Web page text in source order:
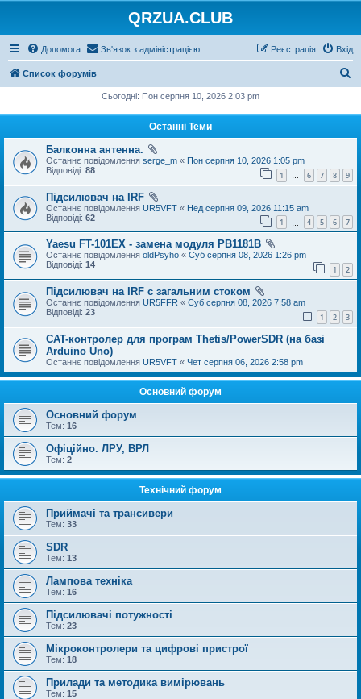
QRZUA.CLUB
Допомога Зв'язок з адміністрацією Вхід
Реєстрація
Список форумів
Сьогодні: Пон серпня 10, 2026 2:03 pm
Останні Теми
Балконна антенна.
Останнє повідомлення serge_m « Пон серпня 10, 2026 1:05 pm
Відповіді: 88 1 … 6 7 8 9
Підсилювач на IRF
Останнє повідомлення UR5VFT « Нед серпня 09, 2026 11:15 am
Відповіді: 62 1 4 5 6 7
Yaesu FT-101EX - замена модуля PB1181B
Останнє повідомлення oldPsyho « Суб серпня 08, 2026 1:26 pm
Відповіді: 14 1 2
Підсилювач на IRF с загальним стоком
Останнє повідомлення UR5FFR « Суб серпня 08, 2026 7:58 am
Відповіді: 23 1 2 3
CAT-контролер для програм Thetis/PowerSDR (на базі
Arduino Uno)
Останнє повідомлення UR5VFT « Чет серпня 06, 2026 2:58 pm
Основний форум
Основний форум
Тем: 16
Офіційно. ЛРУ, ВРЛ
Тем: 2
Технічний форум
Приймачі та трансивери
Тем: 33
SDR
Тем: 13
Лампова техніка
Тем: 16
Підсилювачі потужності
Тем: 23
Мікроконтролери та цифрові пристрої
Тем: 18
Прилади та методика вимірювань
Тем: 15